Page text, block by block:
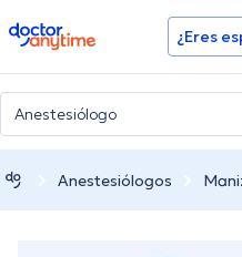
doctoranytime ¿Eres
Anestesiólogos